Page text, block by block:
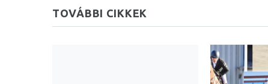
TOVÁBBI CIKKEK